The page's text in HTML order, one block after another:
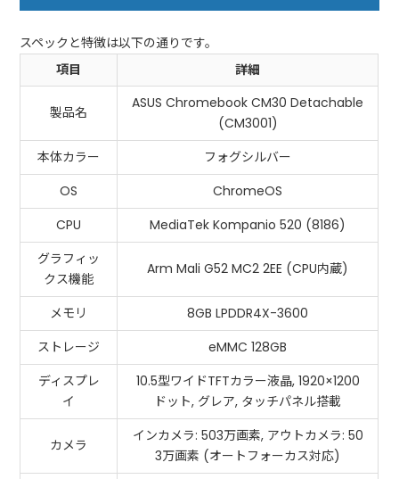
スペックと特徴は以下の通りです。
項目
詳細
製品名
ASUS Chromebook CM30 Detachable
(CM3001)
本体カラー
フォグシルバー
OS
ChromeOS
CPU
MediaTek Kompanio 520 (8186)
グラフィッ
クス機能
Arm Mali G52 MC2 2EE (CPU内蔵)
メモリ
8GB LPDDR4X-3600
ストレージ
eMMC 128GB
ディスプレ
イ
10.5型ワイドTFTカラー液晶, 1920×1200
ドット, グレア, タッチパネル搭載
カメラ
インカメラ: 503万画素, アウトカメラ: 50
3万画素 (オートフォーカス対応)